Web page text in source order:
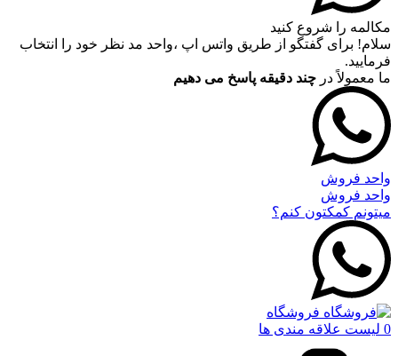
مکالمه را شروع کنید
سلام! برای گفتگو از طریق واتس اپ ،واحد مد نظر خود را انتخاب
فرمایید.
ما معمولاً در چند دقیقه پاسخ می دهیم
واحد فروش
واحد فروش
میتونم کمکتون کنم؟
فروشگاه
0 لیست علاقه مندی ها